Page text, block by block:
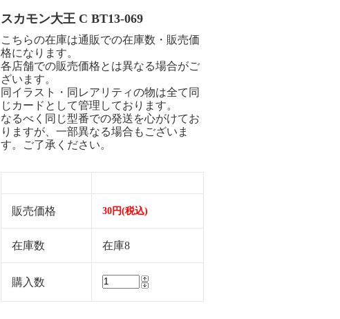
スカモン大王 C BT13-069
こちらの在庫は通販での在庫数・販売価
格になります。
各店舗での販売価格とは異なる場合がご
ざいます。
同イラスト・同レアリティの物は全て同
じカードとして管理しております。
なるべく同じ型番での発送を心がけてお
りますが、一部異なる場合もございま
す。ご了承ください。
販売価格 30円(税込)
在庫数 在庫8
購入数